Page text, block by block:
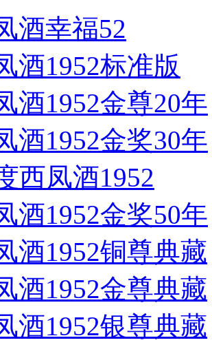
酒幸福52
酒1952标准版
酒1952金尊20年
酒1952金奖30年
西凤酒1952
酒1952金奖50年
酒1952铜尊典藏
酒1952金尊典藏
酒1952银尊典藏